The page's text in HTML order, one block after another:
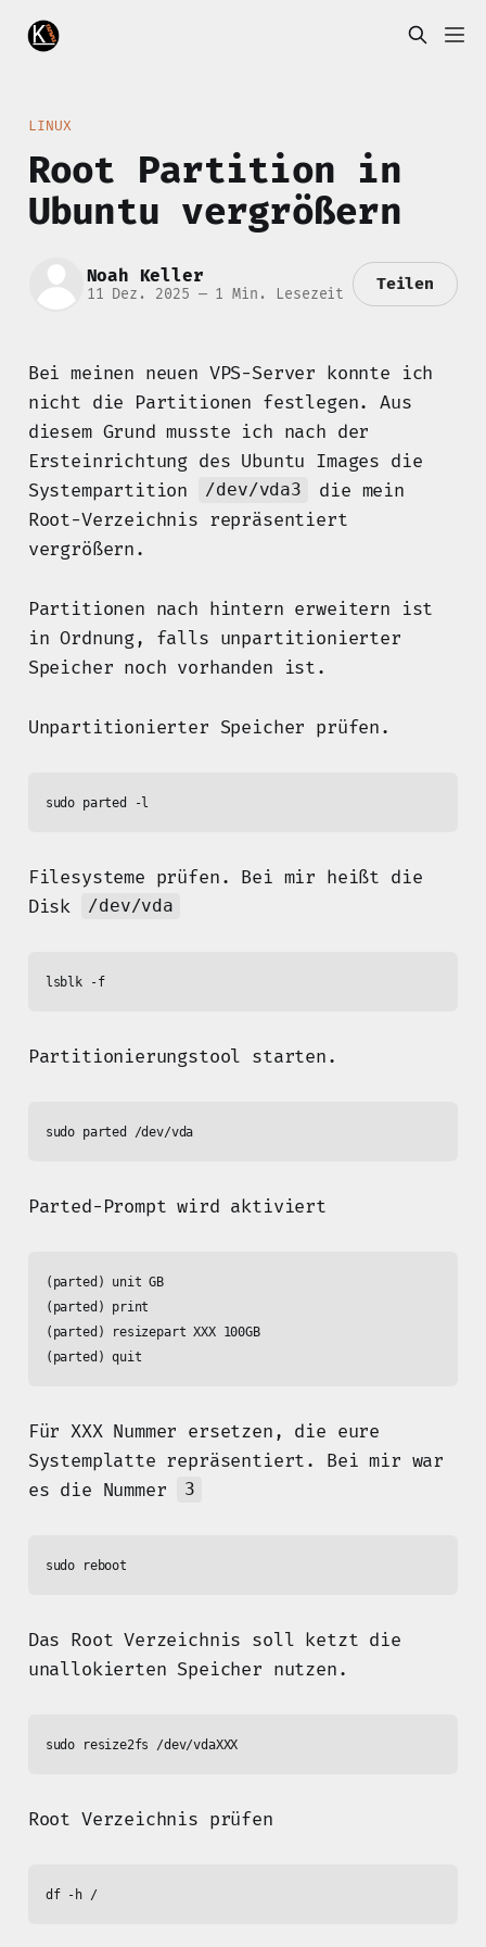
LINUX
Root Partition in
Ubuntu vergrößern
Noah Keller
11 Dez. 2025 —1 Min. Lesezeit
Teilen
Bei meinen neuen VPS-Server konnte ich
nicht die Partitionen festlegen. Aus
diesem Grund musste ich nach der
Ersteinrichtung des Ubuntu Images die
Systempartition
/dev/vda3
die mein
Root-Verzeichnis repräsentiert
vergrößern.
Partitionen nach hintern erweitern ist
in Ordnung, falls unpartitionierter
Speicher noch vorhanden ist.
Unpartitionierter Speicher prüfen.
Filesysteme prüfen. Bei mir heißt die
Disk
/dev/vda
lsblk -f
Partitionierungstool starten.
Parted-Prompt wird aktiviert
(parted) unit GB
(parted) print
(parted) resizepart XXX 100GB
Für XXX Nummer ersetzen, die eure
Systemplatte repräsentiert. Bei mir war
es die Nummer
3
Das Root Verzeichnis soll ketzt die
unallokierten Speicher nutzen.
Root Verzeichnis prüfen
df -h /